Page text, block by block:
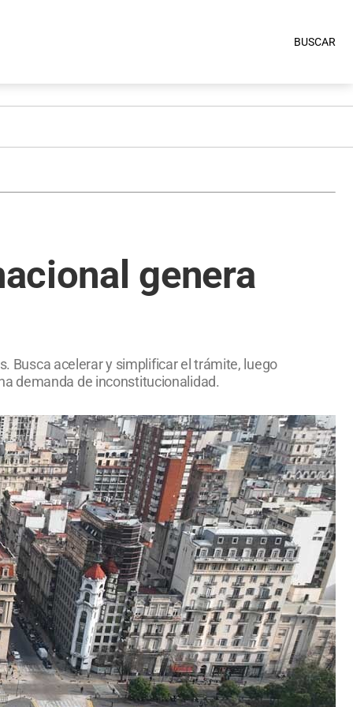
BUSCAR
genera
Busca acelerar y simplificar el trámite, luego
demanda de inconstitucionalidad.